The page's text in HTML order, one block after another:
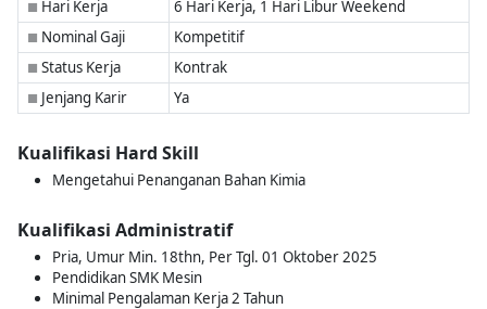
■ Hari Kerja 6 Hari Kerja, 1 Hari Libur Weekend
■ Nominal Gaji Kompetitif
■ Status Kerja Kontrak
■ Jenjang Karir Ya
Kualifikasi Hard Skill
Mengetahui Penanganan Bahan Kimia
Kualifikasi Administratif
Pria, Umur Min. 18thn, Per Tgl. 01 Oktober 2025
Pendidikan SMK Mesin
Minimal Pengalaman Kerja 2 Tahun